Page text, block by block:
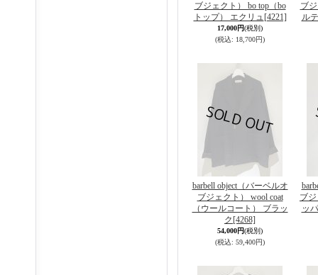
ブジェクト） bo top（bo
トップ） エクリュ[4221]
17,000円(税別)
(税込: 18,700円)
ブ
ル
barbell object（バーベルオ
ブジェクト） wool coat
（ウールコート） ブラッ
ク [4268]
54,000円(税別)
(税込: 59,400円)
ブ
ッ